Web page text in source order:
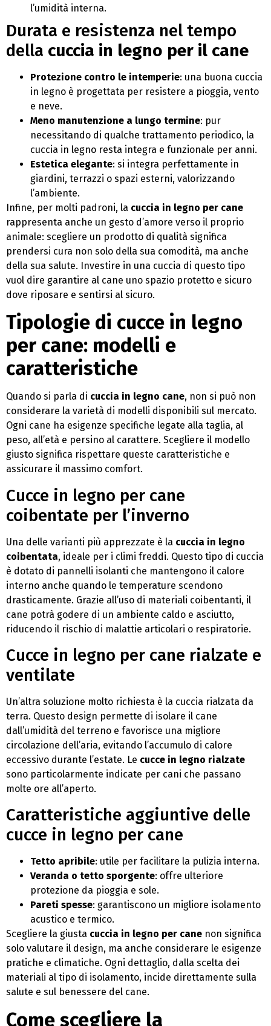
l’umidità interna.
Durata e resistenza nel tempo
della cuccia in legno per il cane
Protezione contro le intemperie: una buona cuccia
in legno è progettata per resistere a pioggia, vento
e neve.
Meno manutenzione a lungo termine: pur
necessitando di qualche trattamento periodico, la
cuccia in legno resta integra e funzionale per anni.
Estetica elegante: si integra perfettamente in
giardini, terrazzi o spazi esterni, valorizzando
l’ambiente.
Infine, per molti padroni, la cuccia in legno per cane
rappresenta anche un gesto d’amore verso il proprio
animale: scegliere un prodotto di qualità significa
prendersi cura non solo della sua comodità, ma anche
della sua salute. Investire in una cuccia di questo tipo
vuol dire garantire al cane uno spazio protetto e sicuro
dove riposare e sentirsi al sicuro.
Tipologie di cucce in legno
per cane: modelli e
caratteristiche
Quando si parla di cuccia in legno cane, non si può non
considerare la varietà di modelli disponibili sul mercato.
Ogni cane ha esigenze specifiche legate alla taglia, al
peso, all’età e persino al carattere. Scegliere il modello
giusto significa rispettare queste caratteristiche e
assicurare il massimo comfort.
Cucce in legno per cane
coibentate per l’inverno
Una delle varianti più apprezzate è la cuccia in legno
coibentata, ideale per i climi freddi. Questo tipo di cuccia
è dotato di pannelli isolanti che mantengono il calore
interno anche quando le temperature scendono
drasticamente. Grazie all’uso di materiali coibentanti, il
cane potrà godere di un ambiente caldo e asciutto,
riducendo il rischio di malattie articolari o respiratorie.
Cucce in legno per cane rialzate e
ventilate
Un’altra soluzione molto richiesta è la cuccia rialzata da
terra. Questo design permette di isolare il cane
dall’umidità del terreno e favorisce una migliore
circolazione dell’aria, evitando l’accumulo di calore
eccessivo durante l’estate. Le cucce in legno rialzate
sono particolarmente indicate per cani che passano
molte ore all’aperto.
Caratteristiche aggiuntive delle
cucce in legno per cane
Tetto apribile: utile per facilitare la pulizia interna.
Veranda o tetto sporgente: offre ulteriore
protezione da pioggia e sole.
Pareti spesse: garantiscono un migliore isolamento
acustico e termico.
Scegliere la giusta cuccia in legno per cane non significa
solo valutare il design, ma anche considerare le esigenze
pratiche e climatiche. Ogni dettaglio, dalla scelta dei
materiali al tipo di isolamento, incide direttamente sulla
salute e sul benessere del cane.
Come scegliere la